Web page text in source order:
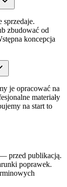
sprzedaje.
zbudować od
koncepcja
je opracować na
materiały
na start to
przed publikacją.
poprawek.